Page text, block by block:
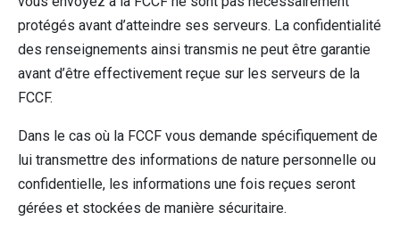
protégés avant d’atteindre ses serveurs. La confidentialité
des renseignements ainsi transmis ne peut être garantie
avant d’être effectivement reçue sur les serveurs de la
FCCF.
Dans le cas où la FCCF vous demande spécifiquement de
lui transmettre des informations de nature personnelle ou
confidentielle, les informations une fois reçues seront
gérées et stockées de manière sécuritaire.